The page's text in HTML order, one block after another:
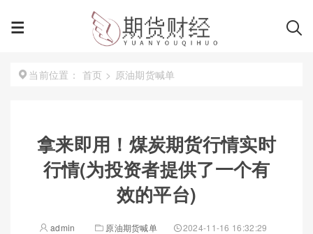
当前位置： 首页 > 原油期货喊单
拿来即用！煤炭期货行情实时
行情(为投资者提供了一个有
效的平台)
admin 原油期货喊单 2024-11-16 16:32:29